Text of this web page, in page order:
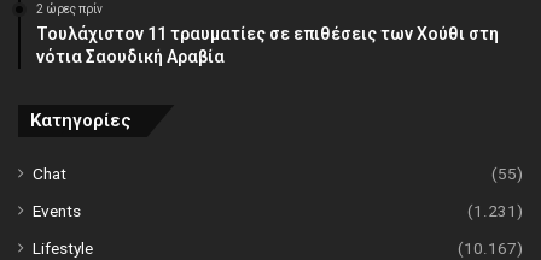
2 ώρες πρίν
Τουλάχιστον 11 τραυματίες σε επιθέσεις των Χούθι στη
νότια Σαουδική Αραβία
Κατηγορίες
Chat
(55)
Events
(1.231)
Lifestyle
(10.167)